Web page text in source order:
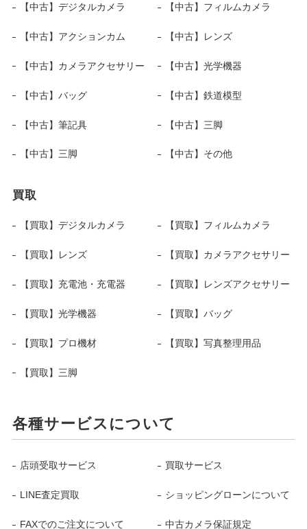
【中古】デジタルカメラ 【中古】フィルムカメラ
【中古】アクションカム 【中古】レンズ
【中古】カメラアクセサリー 【中古】光学機器
【中古】バッグ 【中古】鉄道模型
【中古】筆記具 【中古】三脚
【中古】三脚 【中古】その他
買取
【買取】デジタルカメラ 【買取】フィルムカメラ
【買取】レンズ 【買取】カメラアクセサリー
【買取】充電池・充電器 【買取】レンズアクセサリー
【買取】光学機器 【買取】バッグ
【買取】プロ機材 【買取】写真整理用品
【買取】三脚
各種サービスについて
店頭受取サービス 買取サービス
LINE査定買取 ショッピングローンについて
FAXでのご注文について 中古カメラ保証規定